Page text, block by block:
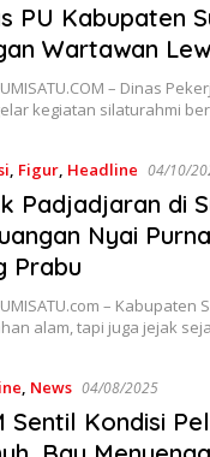
PU Kabupaten
Wartawan
– Dinas
kegiatan silaturahmi
, Figur, Headline 04/10/
Padjadjaran di
Nyai
Prabu
–
alam, tapi juga jejak
, News 04/08/2025
Sentil Kondisi